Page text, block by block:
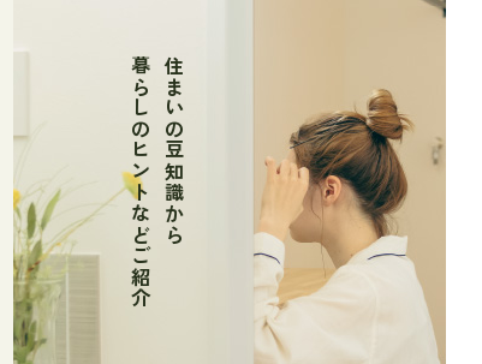
住まいの豆知識から
暮らしのヒントなどご紹介